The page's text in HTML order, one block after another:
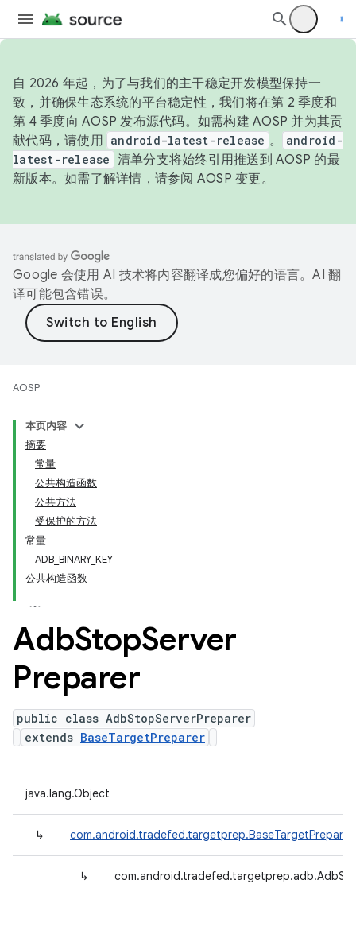
自 2026 年起，为了与我们的主干稳定开发模型保持一
致，并确保生态系统的平台稳定性，我们将在第 2 季度和
第 4 季度向 AOSP 发布源代码。如需构建 AOSP 并为其贡
献代码，请使用 android-latest-release 。
android-
latest-release 清单分支将始终引用推送到 AOSP 的最
新版本。如需了解详情，请参阅 AOSP 变更。
Google 会使用 AI 技术将内容翻译成您偏好的语言。AI 翻
译可能包含错误。
AOSP
本页内容
摘要
常量
公共构造函数
公共方法
受保护的方法
常量
ADB_BINARY_KEY
公共构造函数
AdbStopServer
Preparer
public class AdbStopServerPreparer
extends BaseTargetPreparer
java.lang.Object
↳ com.android.tradefed.targetprep.BaseTargetPreparer
↳